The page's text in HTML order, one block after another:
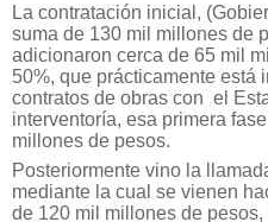
La contratación inicial,
suma de 130 mil millones de
adicionaron cerca de 65 mil
50%, que prácticamente está
contratos de obras con el
interventoría, esa primera
millones de pesos.
Posteriormente vino la
mediante la cual se vienen
de 120 mil millones de